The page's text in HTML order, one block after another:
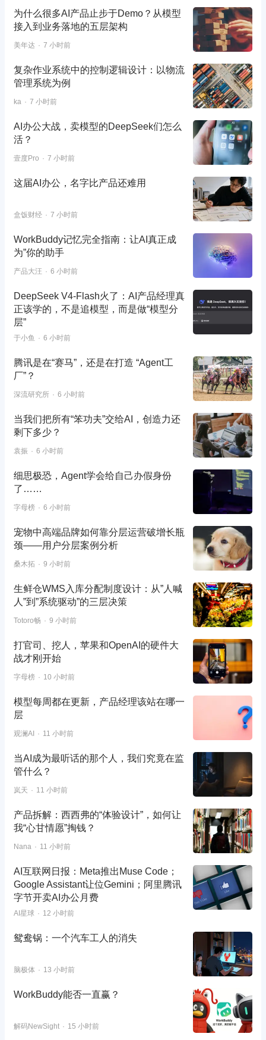
为什么很多AI产品止步于Demo？从模型
接入到业务落地的五层架构
美年达 7 小时前
复杂作业系统中的控制逻辑设计：以物流
管理系统为例
ka 7 小时前
AI办公大战，卖模型的DeepSeek们怎么
活？
壹度Pro 7 小时前
这届AI办公，名字比产品还难用
盒饭财经 7 小时前
WorkBuddy记忆完全指南：让AI真正成
为”你的助手
产品大汪 6 小时前
DeepSeek V4-Flash火了：AI产品经理真
正该学的，不是追模型，而是做“模型分
层”
于小鱼 6 小时前
腾讯是在“赛马”，还是在打造 “Agent工
厂”？
深流研究所 6 小时前
当我们把所有“笨功夫”交给AI，创造力还
剩下多少？
袁振 6 小时前
细思极恐，Agent学会给自己办假身份
了……
字母榜 6 小时前
宠物中高端品牌如何靠分层运营破增长瓶
颈——用户分层案例分析
桑木拓 9 小时前
生鲜仓WMS入库分配制度设计：从”人喊
人”到”系统驱动”的三层决策
Totoro畅 9 小时前
打官司、挖人，苹果和OpenAI的硬件大
战才刚开始
字母榜 10 小时前
模型每周都在更新，产品经理该站在哪一
层
观澜AI 11 小时前
当AI成为最听话的那个人，我们究竟在监
管什么？
岚天 11 小时前
产品拆解：西西弗的“体验设计”，如何让
我“心甘情愿”掏钱？
Nana 11 小时前
AI互联网日报：Meta推出Muse Code；
Google Assistant让位Gemini；阿里腾讯
字节开卖AI办公月费
AI星球 12 小时前
鸳鸯锅：一个汽车工人的消失
脑极体 13 小时前
WorkBuddy能否一直赢？
解码NewSight 15 小时前